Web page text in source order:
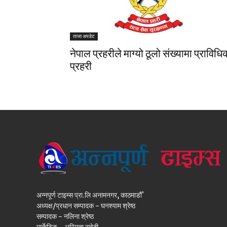
ताजा अपडेट
नेपाल प्रहरीले माग्यो ठूलो संख्यामा
प्रहरी
अन्नपूर्ण टाइम्स प्रा.लि अनामनगर, काठमाडौँ
अध्यक्ष/प्रधान सम्पादक - घनश्याम श्रेष्ठ
सम्पादक - नलिना श्रेष्ठ